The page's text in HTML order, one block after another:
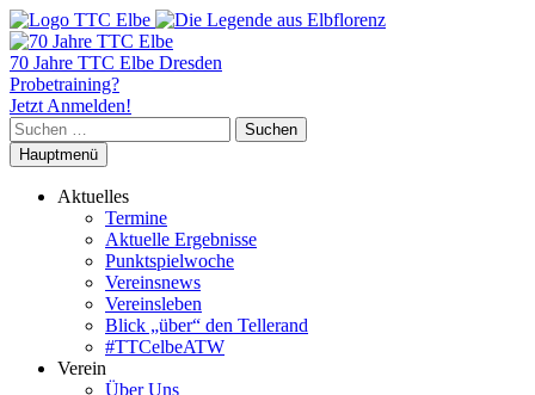
70 Jahre TTC Elbe Dresden
Probetraining?
Jetzt Anmelden!
Suchen
nach:
Hauptmenü
Aktuelles
Termine
Aktuelle Ergebnisse
Punktspielwoche
Vereinsnews
Vereinsleben
Blick „über“ den Tellerand
#TTCelbeATW
Verein
Über Uns